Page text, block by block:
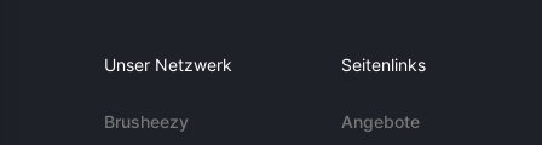
Unser Netzwerk
Brusheezy
Seitenlinks
Angebote